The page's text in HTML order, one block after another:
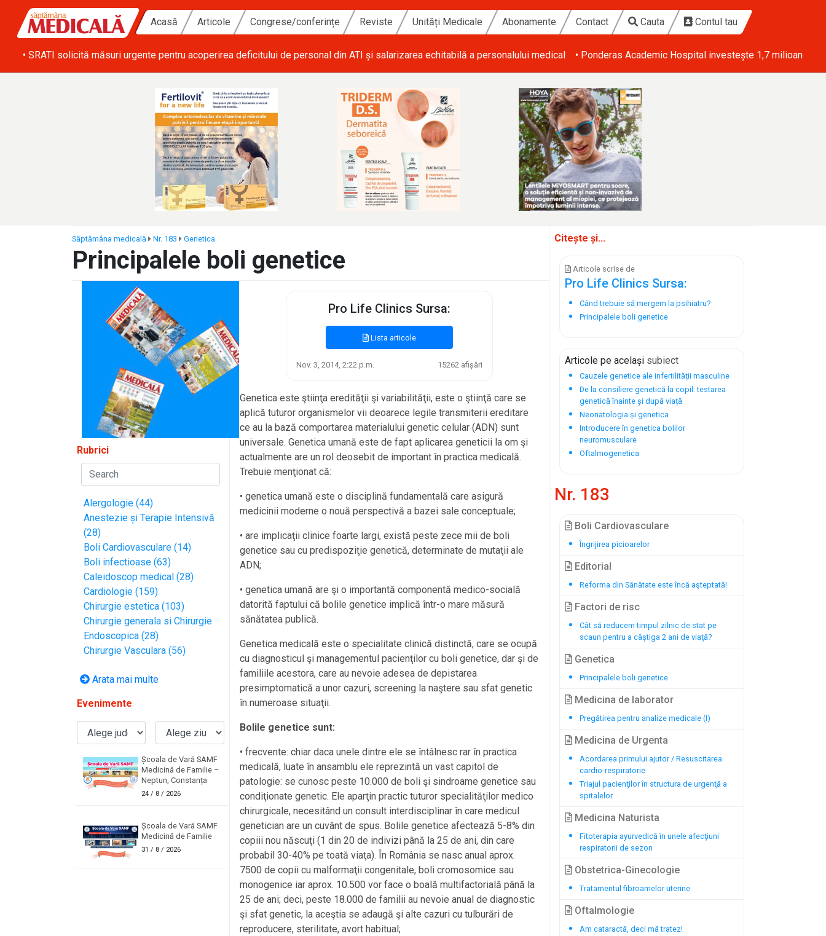
Acasă Articole Congrese/conferințe Reviste Unități Medicale Abonamente Contact Cauta Contul tau
• SRATI solicită măsuri urgente pentru acoperirea deficitului de personal din ATI și salarizarea echitabilă a personalului medical • Ponderas Academic Hospital investește 1,7 milioane
Săptămâna medicală Nr. 183 Genetica
Principalele boli genetice
Rubrici
Alergologie (44)
Anestezie și Terapie Intensivă
(28)
Boli Cardiovasculare (14)
Boli infectioase (63)
Caleidoscop medical (28)
Cardiologie (159)
Chirurgie estetica (103)
Chirurgie generala si Chirurgie
Endoscopica (28)
Chirurgie Vasculara (56)
Arata mai multe
Evenimente
Școala de Vară SAMF
Medicină de Familie –
Neptun, Constanța
24/ 8 / 2026
Școala de Vară SAMF
Medicină de Familie
31 / 8 / 2026
Pro Life Clinics Sursa:
Lista articole
Nov. 3, 2014, 2:22 p.m. 15262 afișări
Genetica este ştiinţa eredităţii şi variabilităţii, este o ştiinţă care se
aplică tuturor organismelor vii deoarece legile transmiterii ereditare
ce au la bază comportarea materialului genetic celular (ADN) sunt
universale. Genetica umană este de fapt aplicarea geneticii la om şi
actualmente are un rol deosebit de important în practica medicală.
Trebuie menţionat că:
• genetica umană este o disciplină fundamentală care asigură
medicinii moderne o nouă perspectivă a bazei sale conceptuale;
• are implicaţii clinice foarte largi, există peste zece mii de boli
genetice sau cu predispoziţie genetică, determinate de mutaţii ale
ADN;
• genetica umană are şi o importantă componentă medico-socială
datorită faptului că bolile genetice implică într-o mare măsură
sănătatea publică.
Genetica medicală este o specialitate clinică distinctă, care se ocupă
cu diagnosticul şi managementul pacienţilor cu boli genetice, dar şi de
familiile acestora, care au nevoie adesea de depistarea
presimptomatică a unor cazuri, screening la naştere sau sfat genetic
în numeroase situaţii.
Bolile genetice sunt:
• frecvente: chiar daca unele dintre ele se întâlnesc rar în practica
medicală, luate în ansamblu ele reprezintă un vast capitol de
patologie: se cunosc peste 10.000 de boli şi sindroame genetice sau
condiţionate genetic. Ele aparţin practic tuturor specialităţilor medico
chirurgicale, necesitând un consult interdisciplinar în care medicul
genetician are un cuvânt de spus. Bolile genetice afectează 5-8% din
copiii nou născuţi (1 din 20 de indivizi până la 25 de ani, din care
probabil 30-40% pe toată viaţa). În România se nasc anual aprox.
7500 de copii cu malformaţii congenitale, boli cromosomice sau
monogenice iar aprox. 10.500 vor face o boală multifactorială până la
25 de ani; deci, peste 18.000 de familii au nevoie anual de diagnostic
şi sfat genetic, la aceştia se adaugă şi alte cazuri cu tulburări de
reproducere, sterilitate, avort habitual;
Citește și...
Articole scrise de
Pro Life Clinics Sursa:
Când trebuie să mergem la psihiatru?
Principalele boli genetice
Articole pe același subiect
Cauzele genetice ale infertilității masculine
De la consiliere genetică la copil: testarea
genetică înainte și după viață
Neonatologia și genetica
Introducere în genetica bolilor
neuromusculare
Oftalmogenetica
Nr. 183
Boli Cardiovasculare
Îngrijirea picioarelor
Editorial
Reforma din Sănătate este încă aşteptată!
Factori de risc
Cât să reducem timpul zilnic de stat pe
scaun pentru a câştiga 2 ani de viaţă?
Genetica
Principalele boli genetice
Medicina de laborator
Pregătirea pentru analize medicale (I)
Medicina de Urgenta
Acordarea primului ajutor / Resuscitarea
cardio-respiratorie
Triajul pacienţilor în structura de urgenţă a
spitalelor
Medicina Naturista
Fitoterapia ayurvedică în unele afecţiuni
respiratorii de sezon
Obstetrica-Ginecologie
Tratamentul fibroamelor uterine
Oftalmologie
Am cataractă, deci mă tratez!